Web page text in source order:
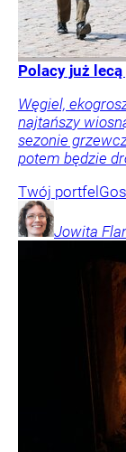
Polacy już
Węgiel,
najtańszy
sezonie
potem będzie
Twój portfel
Jowita